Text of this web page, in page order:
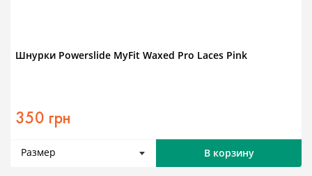
Шнурки Powerslide MyFit Waxed Pro Laces Pink
350 грн
Размер В корзину